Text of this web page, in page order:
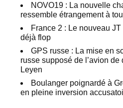
NOVO19 : La nouvelle
ressemble étrangement à
France 2 : Le nouveau
déjà flop
GPS russe : La mise en
russe supposé de l’avion
Leyen
Boulanger poignardé à
en pleine inversion